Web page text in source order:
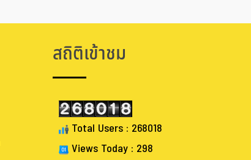
สถิติเข้าชม
Total Users : 268018
Views Today : 298